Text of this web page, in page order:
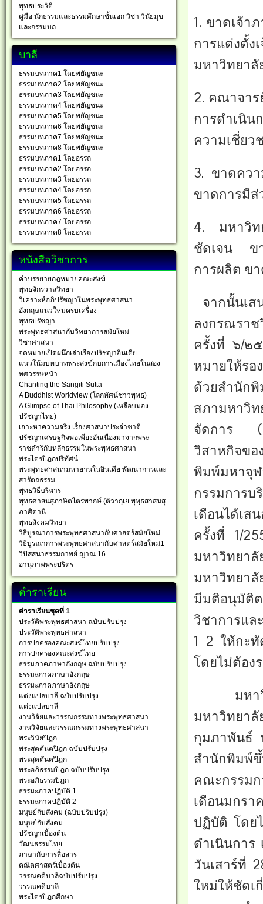
พุทธประวัติ
คู่มือ นักธรรมและธรรมศึกษาชั้นเอก วิชา วินัยมุข
และกรรมบถ
บาลี
ธรรมบทภาค1 โดยพยัญชนะ
ธรรมบทภาค2 โดยพยัญชนะ
ธรรมบทภาค3 โดยพยัญชนะ
ธรรมบทภาค4 โดยพยัญชนะ
ธรรมบทภาค5 โดยพยัญชนะ
ธรรมบทภาค6 โดยพยัญชนะ
ธรรมบทภาค7 โดยพยัญชนะ
ธรรมบทภาค8 โดยพยัญชนะ
ธรรมบทภาค1 โดยอรรถ
ธรรมบทภาค2 โดยอรรถ
ธรรมบทภาค3 โดยอรรถ
ธรรมบทภาค4 โดยอรรถ
ธรรมบทภาค5 โดยอรรถ
ธรรมบทภาค6 โดยอรรถ
ธรรมบทภาค7 โดยอรรถ
ธรรมบทภาค8 โดยอรรถ
หนังสือวิชาการ
คำบรรยายกฎหมายคณะสงฆ์
พุทธจักรวาลวิทยา
วิเคราะห์อภิปรัชญาในพระพุทธศาสนา
อังกฤษแนวใหม่ครบเครื่อง
พุทธปรัชญา
พระพุทธศาสนากับวิทยาการสมัยใหม่
วิชาศาสนา
จดหมายเปิดผนึกเล่าเรื่องปรัชญาอินเดีย
แนวโน้มบทบาทพระสงฆ์กบการเมืองไทยในสอง
ทศวรรษหน้า
Chanting the Sangiti Sutta
A Buddhist Worldview (โลกทัศน์ชาวพุทธ)
A Glimpse of Thai Philosophy (เหลือบมอง
ปรัชญาไทย)
เจาะหาความจริง เรื่องศาสนาประจำชาติ
ปรัชญาเศรษฐกิจพอเพียงอันเนื่องมาจากพระ
ราชดำริกับหลักธรรมในพระพุทธศาสนา
พระไตรปิฎกปริทัศน์
พระพุทธศาสนามหายานในอินเดีย พัฒนาการและ
สารัตถธรรม
พุทธวิธีบริหาร
พุทธศาสนสุภาษิตไตรพากษ์ (ติวากฺเย พุทฺธสาสนสุ
ภาศิตานิ
พุทธสังคมวิทยา
วิธีบูรณาการพระพุทธศาสนากับศาสตร์สมัยใหม่
วิธีบูรณาการพระพุทธศาสนากับศาสตร์สมัยใหม่1
วิปัสสนาธรรมกาพย์ ญาณ 16
อานุภาพพระปริตร
ตำราเรียน
ตำราเรียนชุดที่ 1
ประวัติพระพุทธศาสนา ฉบับปรับปรุง
ประวัติพระพุทธศาสนา
การปกครองคณะสงฆ์ไทยปรับปรุง
การปกครองคณะสงฆ์ไทย
ธรรมภาคภาษาอังกฤษ ฉบับปรับปรุง
ธรรมะภาคภาษาอังกฤษ
ธรรมะภาคภาษาอังกฤษ
แต่งแปลบาลี ฉบับปรับปรุง
แต่งแปลบาลี
งานวิจัยและวรรณกรรมทางพระพุทธศาสนา
งานวิจัยและวรรณกรรมทางพระพุทธศาสนา
พระวินัยปิฎก
พระสุตตันตปิฎก ฉบับปรับปรุง
พระสุตตันตปิฎก
พระอภิธรรมปิฎก ฉบับปรับปรุง
พระอภิธรรมปิฎก
ธรรมะภาคปฏิบัติ 1
ธรรมะภาคปฏิบัติ 2
มนุษย์กับสังคม (ฉบับปรับปรุง)
มนุษย์กับสังคม
ปรัชญาเบื้องต้น
วัฒนธรรมไทย
ภาษากับการสื่อสาร
คณิตศาสตร์เบื้องต้น
วรรณคดีบาลีฉบับปรับปรุง
วรรณคดีบาลี
พระไตรปิฎกศึกษา
1. ขาดเจ้า
การแต่งตั้ง
มหาวิทยาลั
2. คณาจาร
การดำเนิ
ความเชี่ยว
3. ขาดคว
ขาดการมีส่
4. มหาวิท
ชัดเจน ขา
การผลิต ข
จากนั้นเส
ลงกรณรา
ครั้งที่ ๖/๒
หมายให้รอ
ด้วยสำนักพิ
สภามหาวิ
จัดการ
วิสาหกิจขอ
พิมพ์มหาจุ
กรรมการ
เดือนได้เ
ครั้งที่ 1/
มหาวิทยา
มหาวิทยา
มีมติอนุมัติต
วิชาการแล
1 2 ให้กะทั
โดยไม่ต้อง
มหาวิทย
มหาวิทย
กุมภาพันธ์
สำนักพิมพ์ขึ้
คณะกรรม
เดือนมกรา
ปฏิบัติ โดย
ดำเนินการ
วันเสาร์ที่
ใหม่ให้ชัด